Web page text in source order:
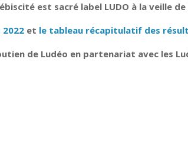
est sacré label LUDO à la veille
et le tableau récapitulatif des
de Ludéo en partenariat avec les